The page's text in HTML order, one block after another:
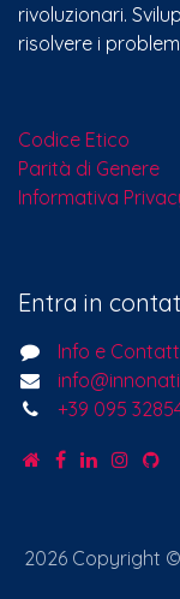
rivoluzionari.
risolvere i
Codice Etico
Parità di Genere
Informativa
Entra in
Info e
+39 095
2026 Copyright ©